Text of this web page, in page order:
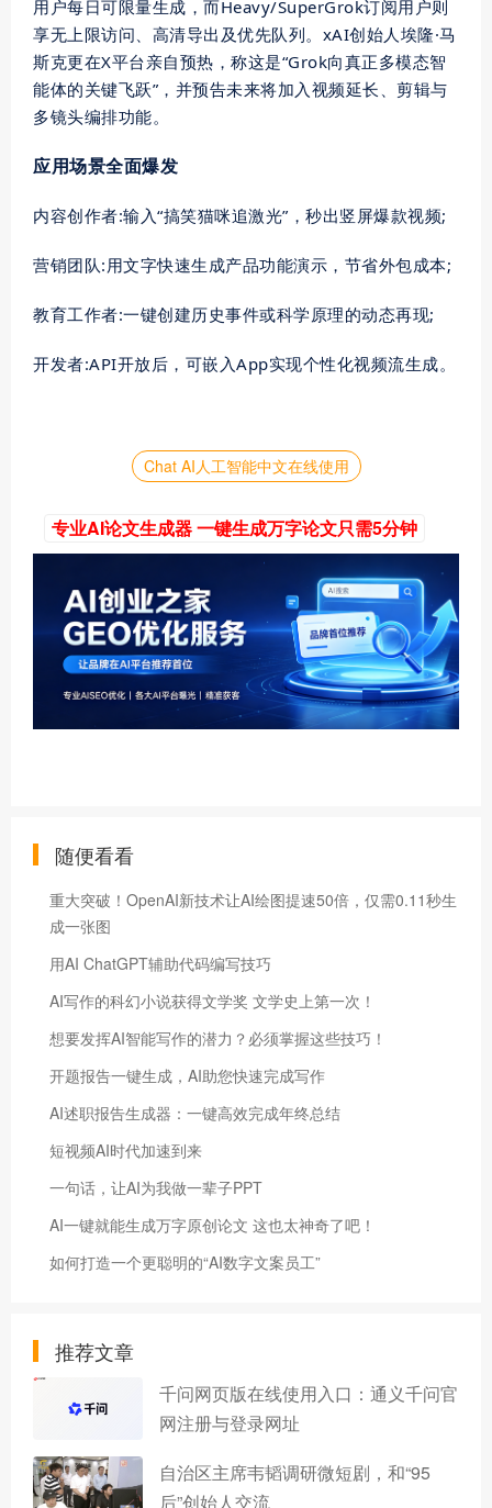
用户每日可限量生成，而Heavy/SuperGrok订阅用户则
享无上限访问、高清导出及优先队列。xAI创始人埃隆·马
斯克更在X平台亲自预热，称这是“Grok向真正多模态智
能体的关键飞跃”，并预告未来将加入视频延长、剪辑与
多镜头编排功能。
应用场景全面爆发
内容创作者:输入“搞笑猫咪追激光”，秒出竖屏爆款视频;
营销团队:用文字快速生成产品功能演示，节省外包成本;
教育工作者:一键创建历史事件或科学原理的动态再现;
开发者:API开放后，可嵌入App实现个性化视频流生成。
Chat AI人工智能中文在线使用
专业AI论文生成器 一键生成万字论文只需5分钟
随便看看
重大突破！OpenAI新技术让AI绘图提速50倍，仅需0.11秒生
成一张图
用AI ChatGPT辅助代码编写技巧
AI写作的科幻小说获得文学奖 文学史上第一次！
想要发挥AI智能写作的潜力？必须掌握这些技巧！
开题报告一键生成，AI助您快速完成写作
AI述职报告生成器：一键高效完成年终总结
短视频AI时代加速到来
一句话，让AI为我做一辈子PPT
AI一键就能生成万字原创论文 这也太神奇了吧！
如何打造一个更聪明的“AI数字文案员工”
推荐文章
千问网页版在线使用入口：通义千问官
网注册与登录网址
自治区主席韦韬调研微短剧，和“95
后”创始人交流